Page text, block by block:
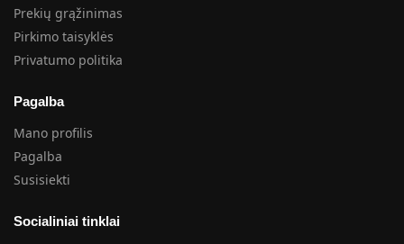
Prekių grąžinimas
Pirkimo taisyklės
Privatumo politika
Pagalba
Mano profilis
Pagalba
Susisiekti
Socialiniai tinklai